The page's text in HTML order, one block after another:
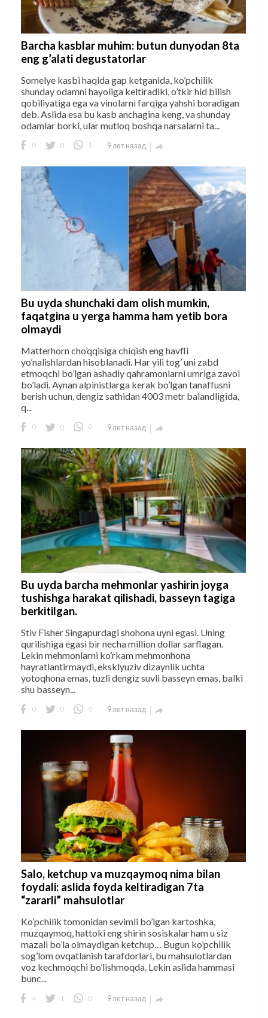
Barcha kasblar muhim: butun dunyodan 8ta
eng g’alati degustatorlar
Somelye kasbi haqida gap ketganida, ko’pchilik
shunday odamni hayoliga keltiradiki, o’tkir hid bilish
qobiliyatiga ega va vinolarni farqiga yahshi boradigan
deb. Aslida esa bu kasb anchagina keng, va shunday
odamlar borki, ular mutloq boshqa narsalarni ta...
0 0 1 9 лет назад 
Bu uyda shunchaki dam olish mumkin,
faqatgina u yerga hamma ham yetib bora
olmaydi
Matterhorn cho’qqisiga chiqish eng havfli
yo’nalishlardan hisoblanadi. Har yili tog’ uni zabd
etmoqchi bo’lgan ashadiy qahramonlarni umriga zavol
bo’ladi. Aynan alpinistlarga kerak bo’lgan tanaffusni
berish uchun, dengiz sathidan 4003 metr balandligida,
q...
0 0 0 9 лет назад 
Bu uyda barcha mehmonlar yashirin joyga
tushishga harakat qilishadi, basseyn tagiga
berkitilgan.
Stiv Fisher Singapurdagi shohona uyni egasi. Uning
qurilishiga egasi bir necha million dollar sarflagan.
Lekin mehmonlarni ko’rkam mehmonhona
hayratlantirmaydi, eksklyuziv dizaynlik uchta
yotoqhona emas, tuzli dengiz suvli basseyn emas, balki
shu basseyn...
0 0 0 9 лет назад 
Salo, ketchup va muzqaymoq nima bilan
foydali: aslida foyda keltiradigan 7ta
“zararli” mahsulotlar
Ko’pchilik tomonidan sevimli bo’lgan kartoshka,
muzqaymoq, hattoki eng shirin sosiskalar ham u siz
mazali bo’la olmaydigan ketchup… Bugun ko’pchilik
sog’lom ovqatlanish tarafdorlari, bu mahsulotlardan
voz kechmoqchi bo’lishmoqda. Lekin aslida hammasi
bunc...
4 1 0 9 лет назад 